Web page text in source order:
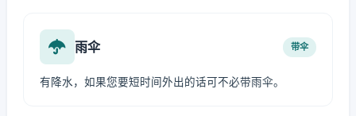
雨伞 带伞
有降水，如果您要短时间外出的话可不必带雨伞。